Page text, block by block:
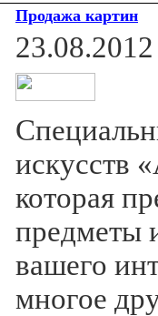
Продажа картин
23.08.2012
искусств
которая
предметы
вашего
многое